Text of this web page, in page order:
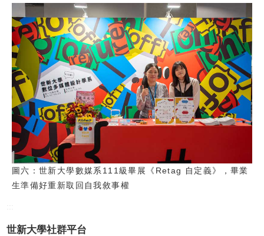
圖六：世新大學數媒系111級畢展《Retag 自定義》，畢業
生準備好重新取回自我敘事權
世新大學社群平台